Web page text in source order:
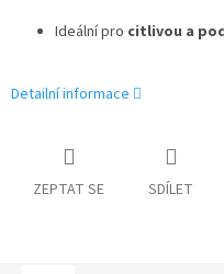
Ideální pro citlivou a
Detailní informace
ZEPTAT SE SDÍLET